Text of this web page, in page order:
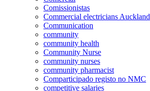
Comissionistas
Commercial electricians Auckland
Communication
community
community health
Community Nurse
community nurses
community pharmacist
Comparticipado registo no NMC
competitive salaries